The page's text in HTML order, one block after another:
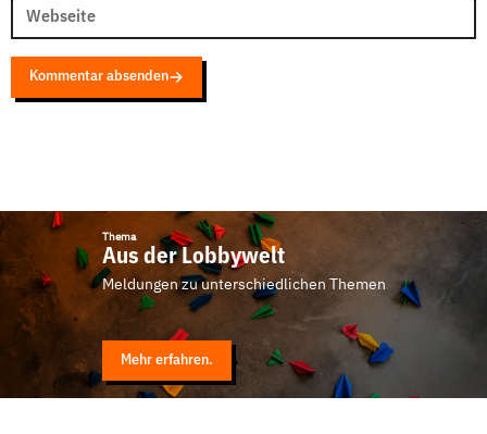
Webseite
Kommentar absenden
Thema
Aus der Lobbywelt
Meldungen zu unterschiedlichen Themen
Mehr erfahren.